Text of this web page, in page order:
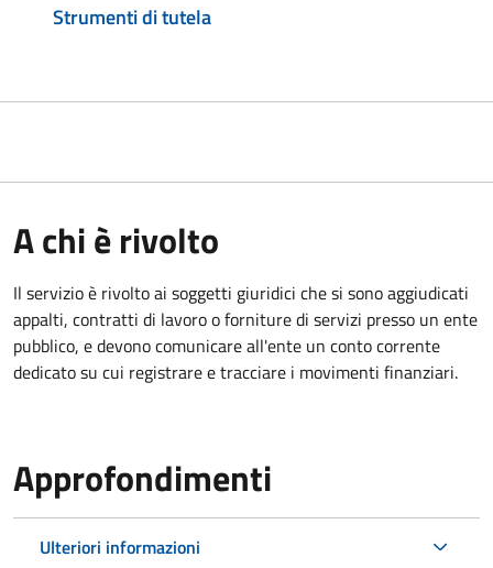
Strumenti di tutela
A chi è rivolto
Il servizio è rivolto ai soggetti giuridici che si sono aggiudicati
appalti, contratti di lavoro o forniture di servizi presso un ente
pubblico, e devono comunicare all'ente un conto corrente
dedicato su cui registrare e tracciare i movimenti finanziari.
Approfondimenti
Ulteriori informazioni